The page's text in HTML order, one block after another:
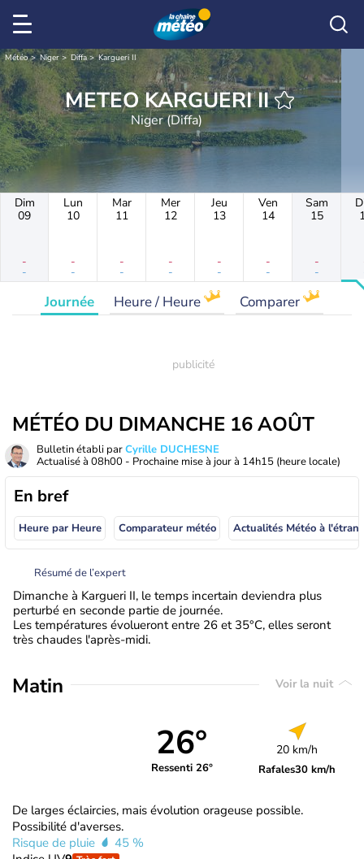
Météo Niger Diffa Kargueri II
METEO KARGUERI II
Niger (Diffa)
Dim
09
-
-
Lun
10
-
-
Mar
11
-
-
Mer
12
-
-
Jeu
13
-
-
Ven
14
-
-
Sam
15
-
-
Journée Heure / Heure Comparer
MÉTÉO DU DIMANCHE 16 AOÛT
Bulletin établi parCyrille DUCHESNE
Actualisé à 08h00 - Prochaine mise à jour à 14h15 (heure locale)
En bref
Heure par Heure Comparateur météo
Résumé de l’expert
Dimanche à Kargueri II, le temps incertain deviendra plus
perturbé en seconde partie de journée.
Les températures évolueront entre 26 et 35°C, elles seront
très chaudes l'après-midi.
Matin Voir la nuit
26°
Ressenti 26°
20 km/h
Rafales30 km/h
De larges éclaircies, mais évolution orageuse possible.
Possibilité d'averses.
Risque de pluie
45 %